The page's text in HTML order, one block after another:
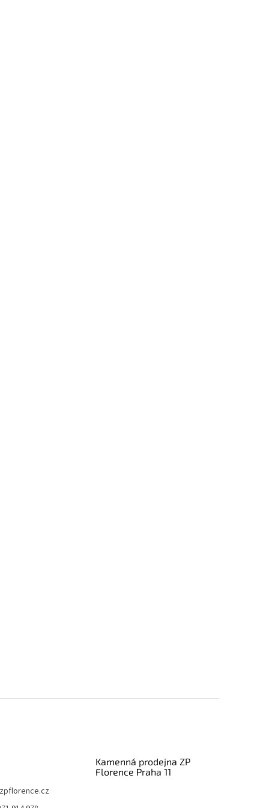
zpflorence.cz
Kamenná prodejna ZP
Florence Praha 11